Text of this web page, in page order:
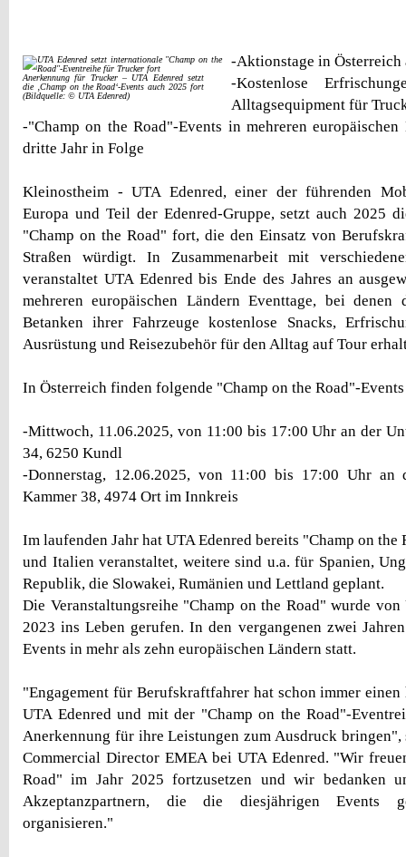
Anerkennung für Trucker – UTA Edenred setzt
die ‚Champ on the Road‘-Events auch 2025 fort
(Bildquelle: © UTA Edenred)
-Aktionstage in Österreich
-Kostenlose
Alltagsequipment für
-"Champ on the Road"-Events in mehreren
dritte Jahr in Folge
Kleinostheim - UTA Edenred, einer der führenden
Europa und Teil der Edenred-Gruppe, setzt auch 2025
"Champ on the Road" fort, die den Einsatz von
Straßen würdigt. In Zusammenarbeit mit
veranstaltet UTA Edenred bis Ende des Jahres an
mehreren europäischen Ländern Eventtage, bei denen
Betanken ihrer Fahrzeuge kostenlose Snacks,
Ausrüstung und Reisezubehör für den Alltag auf Tour
In Österreich finden folgende "Champ on the Road"-
-Mittwoch, 11.06.2025, von 11:00 bis 17:00 Uhr an der
34, 6250 Kundl
-Donnerstag, 12.06.2025, von 11:00 bis 17:00 Uhr an
Kammer 38, 4974 Ort im Innkreis
Im laufenden Jahr hat UTA Edenred bereits "Champ on the
und Italien veranstaltet, weitere sind u.a. für Spanien,
Republik, die Slowakei, Rumänien und Lettland geplant.
Die Veranstaltungsreihe "Champ on the Road" wurde
2023 ins Leben gerufen. In den vergangenen zwei
Events in mehr als zehn europäischen Ländern statt.
"Engagement für Berufskraftfahrer hat schon immer
UTA Edenred und mit der "Champ on the Road"-
Anerkennung für ihre Leistungen zum Ausdruck bringen",
Commercial Director EMEA bei UTA Edenred. "Wir
Road" im Jahr 2025 fortzusetzen und wir bedanken
Akzeptanzpartnern, die die diesjährigen Events
organisieren."